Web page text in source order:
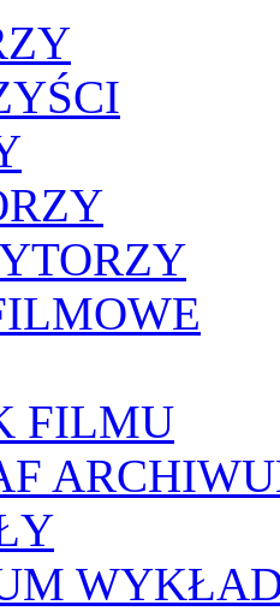
FILMU